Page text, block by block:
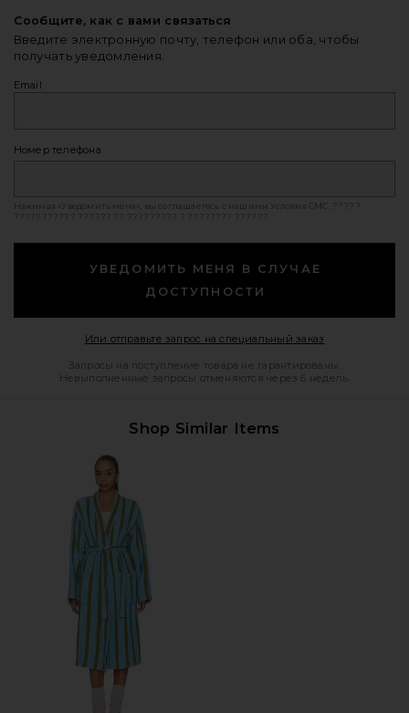
Сообщите, как с вами связаться
Введите электронную почту, телефон или оба, чтобы
получать уведомления.
Email
Номер телефона
Нажимая «Уведомить меня», вы соглашаетесь с нашими Условия СМС
УВЕДОМИТЬ МЕНЯ В СЛУЧАЕ
ДОСТУПНОСТИ
Или отправьте запрос на специальный заказ
Запросы на поступление товара не гарантированы.
Невыполненные запросы отменяются через 6 недель.
Shop Similar Items